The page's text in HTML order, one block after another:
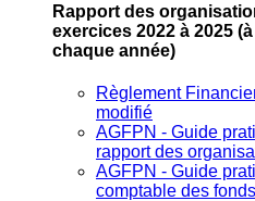
Rapport des
exercices 2022 à 2025
chaque année)
Règlement
modifié
AGFPN ‐ Guide
rapport des
AGFPN ‐ Guide
comptable des fonds